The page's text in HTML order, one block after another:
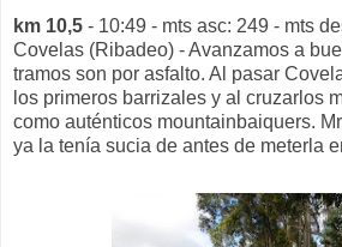
km 10,5 - 10:49 - mts asc: 249 - mts
Covelas (Ribadeo) - Avanzamos a
tramos son por asfalto. Al pasar
los primeros barrizales y al cruzarlos
como auténticos mountainbaiquers.
ya la tenía sucia de antes de meterla